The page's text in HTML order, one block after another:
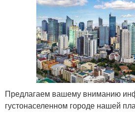
Предлагаем вашему вниманию
густонаселенном городе нашей